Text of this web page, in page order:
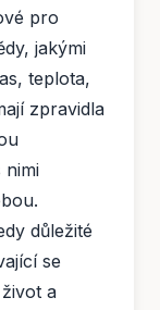
pro
jakými
teplota,
zpravidla
nimi
důležité
se
a